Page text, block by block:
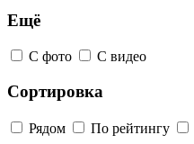
Ещё
С фото С видео
Сортировка
Рядом По рейтингу